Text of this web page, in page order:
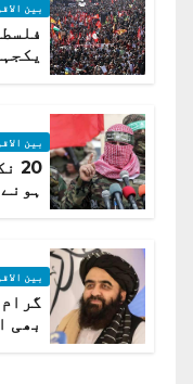
بین
بین
بین
بھی